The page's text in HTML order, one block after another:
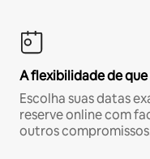
A flexibilidade de
Escolha suas datas
reserve online com
outros